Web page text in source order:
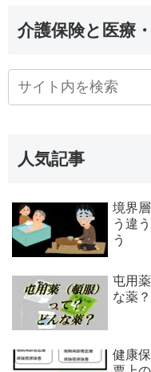
介護保険と医療
人気記事
境界
う違
う
屯用
な薬？
健康